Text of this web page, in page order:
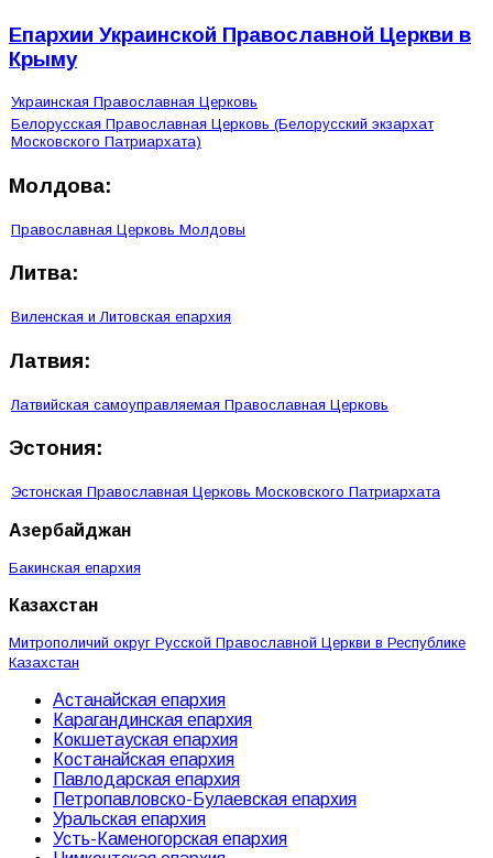
Епархии Украинской Православной Церкви в
Крыму
Украинская Православная Церковь
Белорусская Православная Церковь (Белорусский экзархат
Московского Патриархата)
Молдова:
Православная Церковь Молдовы
Литва:
Виленская и Литовская епархия
Латвия:
Латвийская самоуправляемая Православная Церковь
Эстония:
Эстонская Православная Церковь Московского Патриархата
Азербайджан
Бакинская епархия
Казахстан
Митрополичий округ Русской Православной Церкви в Республике
Казахстан
Астанайская епархия
Карагандинская епархия
Кокшетауская епархия
Костанайская епархия
Павлодарская епархия
Петропавловско-Булаевская епархия
Уральская епархия
Усть-Каменогорская епархия